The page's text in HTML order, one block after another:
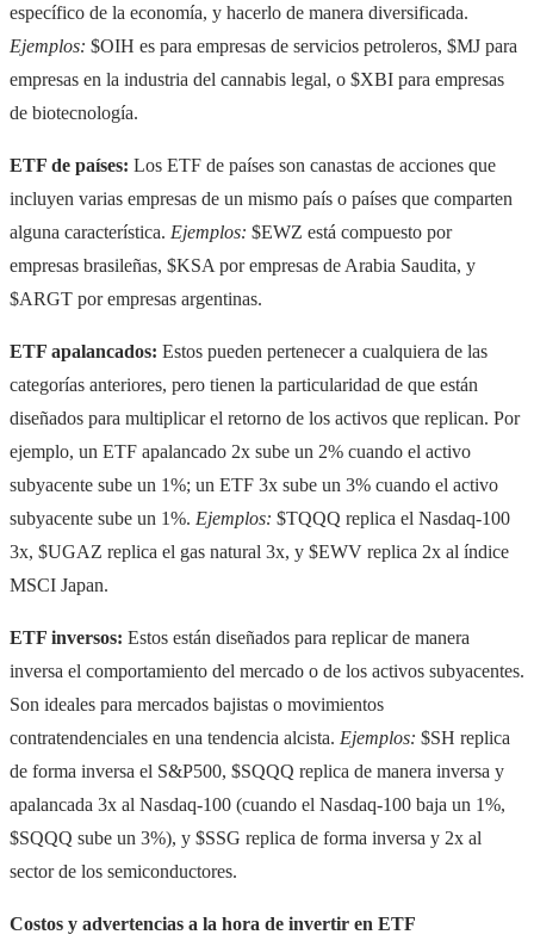
específico de la economía, y hacerlo de manera diversificada.
Ejemplos: $OIH es para empresas de servicios petroleros, $MJ para
empresas en la industria del cannabis legal, o $XBI para empresas
de biotecnología.
ETF de países: Los ETF de países son canastas de acciones que
incluyen varias empresas de un mismo país o países que comparten
alguna característica. Ejemplos: $EWZ está compuesto por
empresas brasileñas, $KSA por empresas de Arabia Saudita, y
$ARGT por empresas argentinas.
ETF apalancados: Estos pueden pertenecer a cualquiera de las
categorías anteriores, pero tienen la particularidad de que están
diseñados para multiplicar el retorno de los activos que replican. Por
ejemplo, un ETF apalancado 2x sube un 2% cuando el activo
subyacente sube un 1%; un ETF 3x sube un 3% cuando el activo
subyacente sube un 1%. Ejemplos: $TQQQ replica el Nasdaq-100
3x, $UGAZ replica el gas natural 3x, y $EWV replica 2x al índice
MSCI Japan.
ETF inversos: Estos están diseñados para replicar de manera
inversa el comportamiento del mercado o de los activos subyacentes.
Son ideales para mercados bajistas o movimientos
contratendenciales en una tendencia alcista. Ejemplos: $SH replica
de forma inversa el S&P500, $SQQQ replica de manera inversa y
apalancada 3x al Nasdaq-100 (cuando el Nasdaq-100 baja un 1%,
$SQQQ sube un 3%), y $SSG replica de forma inversa y 2x al
sector de los semiconductores.
Costos y advertencias a la hora de invertir en ETF